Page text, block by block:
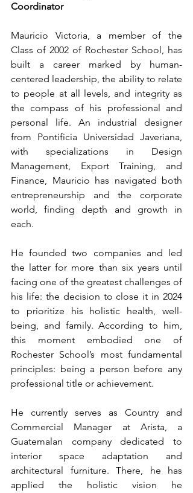
Coordinator
Mauricio Victoria, a member of the
Class of 2002 of Rochester School, has
built a career marked by human-
centered leadership, the ability to relate
to people at all levels, and integrity as
the compass of his professional and
personal life. An industrial designer
from Pontificia Universidad Javeriana,
with specializations in Design
Management, Export Training, and
Finance, Mauricio has navigated both
entrepreneurship and the corporate
world, finding depth and growth in
each.
He founded two companies and led
the latter for more than six years until
facing one of the greatest challenges of
his life: the decision to close it in 2024
to prioritize his holistic health, well-
being, and family. According to him,
this moment embodied one of
Rochester School’s most fundamental
principles: being a person before any
professional title or achievement.
He currently serves as Country and
Commercial Manager at Arista, a
Guatemalan company dedicated to
interior space adaptation and
architectural furniture. There, he has
applied the holistic vision he